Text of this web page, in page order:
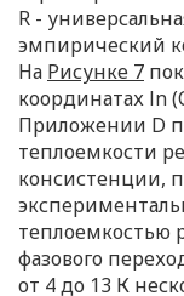
R -
эмпирический
На Рисунке 7
координатах ln
Приложении D
теплоемкости
консистенции,
теплоемкостью
фазового
от 4 до 13 К